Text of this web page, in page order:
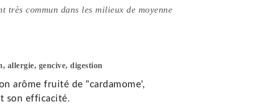
très commun dans les milieux de moyenne
allergie, gencive,digestion
arôme fruité de "cardamome',
son efficacité.